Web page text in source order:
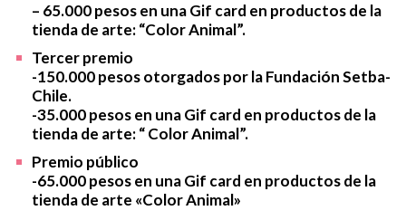
– 65.000 pesos en una Gif card en productos de la
tienda de arte: “Color Animal”.
Tercer premio
-150.000 pesos otorgados por la Fundación Setba-
Chile.
-35.000 pesos en una Gif card en productos de la
tienda de arte: “ Color Animal”.
Premio público
-65.000 pesos en una Gif card en productos de la
tienda de arte «Color Animal»